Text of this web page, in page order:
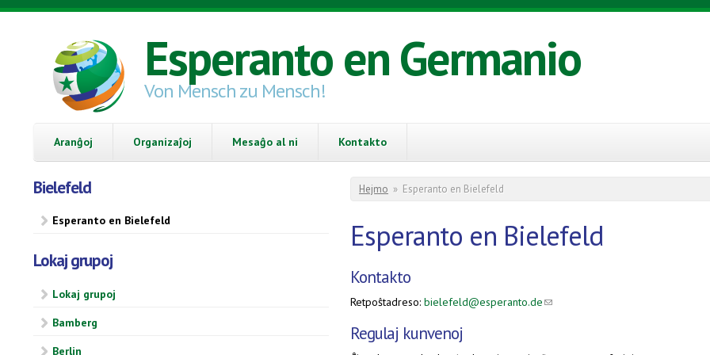
Skip to main content
Esperanto en Germanio
Von Mensch zu Mensch!
Aranĝoj Organizaĵoj Mesaĝo al ni Kontakto
Bielefeld
Esperanto en Bielefeld
Lokaj grupoj
Lokaj grupoj
Bamberg
Berlin
You are here
Hejmo » Esperanto en Bielefeld
Esperanto en Bielefeld
Kontakto
Retpoŝtadreso: bielefeld@esperanto.de(link sends e-mail)
Regulaj kunvenoj